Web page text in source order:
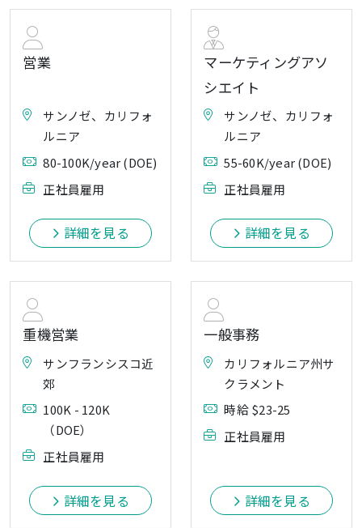
営業
サンノゼ、カリフォ
ルニア
80-100K/year (DOE)
正社員雇用
詳細を見る
マーケティングアソ
シエイト
サンノゼ、カリフォ
ルニア
55-60K/year (DOE)
正社員雇用
詳細を見る
重機営業
サンフランシスコ近
郊
100K - 120K
（DOE）
正社員雇用
詳細を見る
一般事務
カリフォルニア州サ
クラメント
時給 $23-25
正社員雇用
詳細を見る